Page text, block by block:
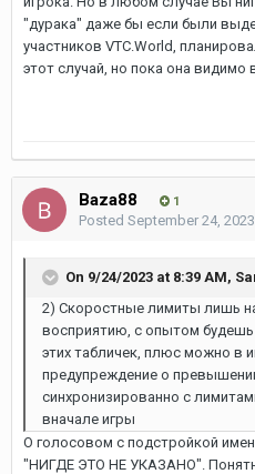
"дурака" даже бы если были
участников VTC.World,
этот случай, но пока она видимо
Baza88 1
Posted September 24, 2023
On 9/24/2023 at 8:39 AM,
2) Скоростные лимиты лишь
восприятию, с опытом будешь
этих табличек, плюс можно в
предупреждение о
синхронизированно с
вначале игры
О голосовом с подстройкой
"НИГДЕ ЭТО НЕ УКАЗАНО".